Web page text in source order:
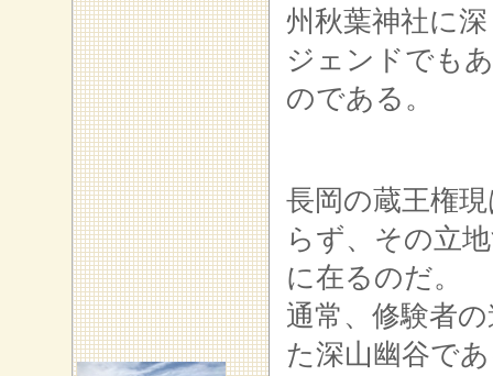
州秋葉神社に
ジェンドでも
のである。
長岡の蔵王権
らず、その立
に在るのだ。
通常、修験者
た深山幽谷で